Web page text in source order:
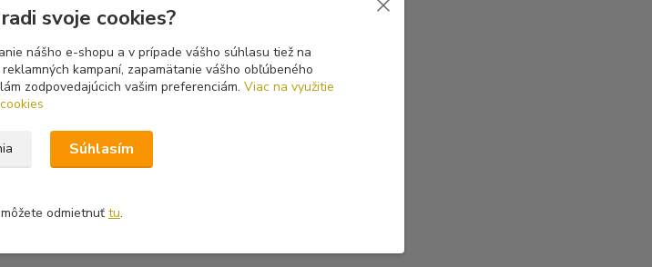
svoje cookies?
nášho e-shopu a v prípade vášho súhlasu tiež na
kampaní, zapamätanie vášho obľúbeného
zodpovedajúcich vašim preferenciám. Viac na využitie
cookies
Súhlasím
odmietnuť tu.